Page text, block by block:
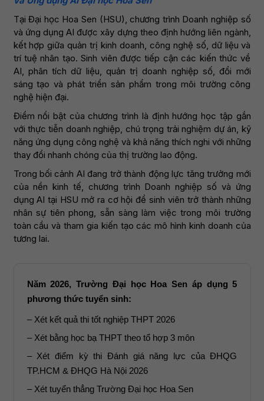
Tại Đại học Hoa Sen (HSU), chương trình Doanh nghiệp số
và ứng dụng AI được xây dựng theo định hướng liên ngành,
kết hợp giữa quản trị kinh doanh, công nghệ số, dữ liệu và
trí tuệ nhân tạo. Sinh viên được tiếp cận các kiến thức về
AI, phân tích dữ liệu, quản trị doanh nghiệp số, đổi mới
sáng tạo và phát triển sản phẩm trong môi trường công
nghệ hiện đại.
Điểm nổi bật của chương trình là định hướng học tập gắn
với thực tiễn doanh nghiệp, chú trọng trải nghiệm dự án, kỹ
năng ứng dụng công nghệ và khả năng thích nghi với những
thay đổi nhanh chóng của thị trường lao động.
Trong bối cảnh AI đang trở thành động lực tăng trưởng mới
của nền kinh tế, chương trình Doanh nghiệp số và ứng
dụng AI tại HSU mở ra cơ hội để sinh viên trở thành những
nhân sự tiên phong, sẵn sàng làm việc trong môi trường
toàn cầu và tham gia kiến tạo các mô hình kinh doanh của
tương lai.
Năm 2026, Trường Đại học Hoa Sen áp dụng 5
phương thức tuyển sinh:
– Xét kết quả thi tốt nghiệp THPT 2026
– Xét bằng học bạ THPT theo tổ hợp 3 môn
– Xét điểm kỳ thi Đánh giá năng lực của ĐHQG
TP.HCM & ĐHQG Hà Nội 2026
– Xét tuyển thẳng Trường Đại học Hoa Sen